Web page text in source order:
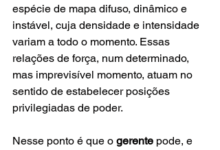
espécie de mapa difuso, dinâmico e
instável, cuja densidade e intensidade
variam a todo o momento. Essas
relações de força, num determinado,
mas imprevisível momento, atuam no
sentido de estabelecer posições
privilegiadas de poder.
Nesse ponto é que o gerente pode, e